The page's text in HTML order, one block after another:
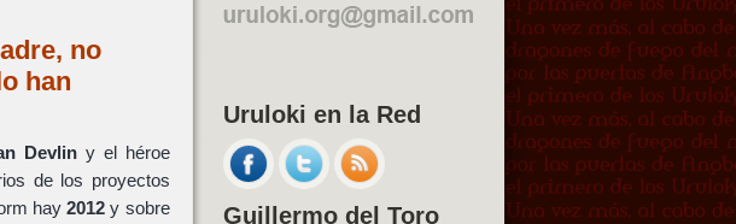
no
han
Devlin y el héroe
de los proyectos
hay2012 y sobre
Uruloki en la Red
Guillermo del Toro